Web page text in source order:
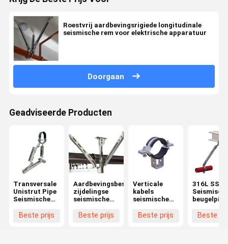
Roestvrij aardbevingsrigiede longitudinale
seismische rem voor elektrische apparatuur
Doorgaan
Geadviseerde Producten
Transversale
Unistrut Pipe
Seismische
Bracing 316
Beste prijs
Aardbevingsbestendige
zijdelingse
seismische
Beste prijs
Verticale
kabels
seismische
beugels
Beste prijs
316L SS
beugelpijp
gepolijste
Beste